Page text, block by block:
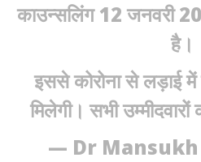
काउन्सलिंग 12 जनवरी
है।
इससे कोरोना से लड़ाई
मिलेगी। सभी
— Dr